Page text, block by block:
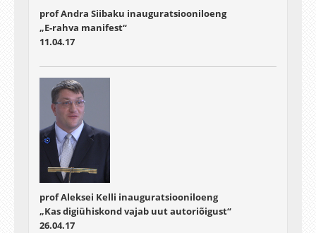
prof Andra Siibaku inauguratsiooniloeng
„E-rahva manifest“
11.04.17
prof Aleksei Kelli inauguratsiooniloeng
„Kas digiühiskond vajab uut autoriõigust“
26.04.17